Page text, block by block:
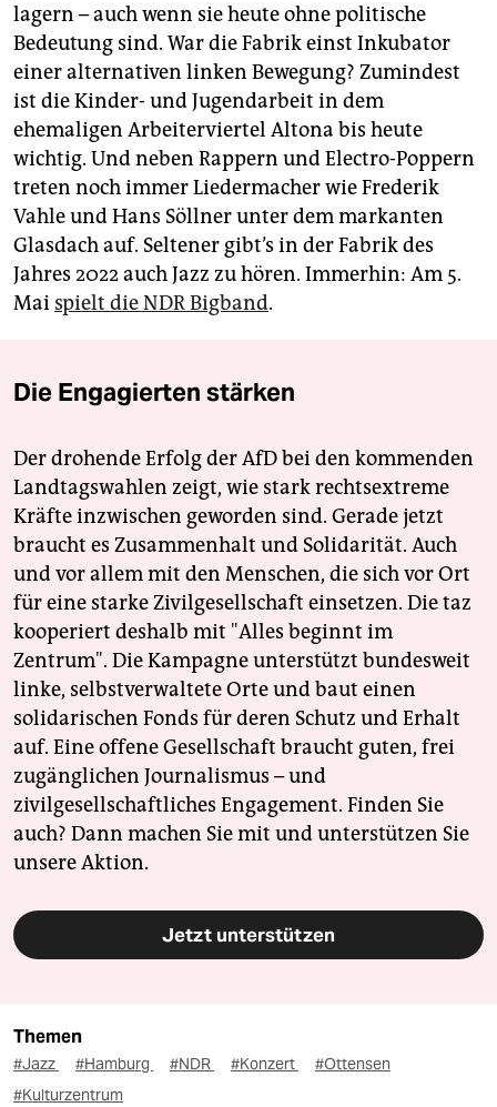
lagern – auch wenn sie heute ohne politische
Bedeutung sind. War die Fabrik einst Inkubator
einer alternativen linken Bewegung? Zumindest
ist die Kinder- und Jugendarbeit in dem
ehemaligen Arbeiterviertel Altona bis heute
wichtig. Und neben Rappern und Electro-Poppern
treten noch immer Liedermacher wie Frederik
Vahle und Hans Söllner unter dem markanten
Glasdach auf. Seltener gibt’s in der Fabrik des
Jahres 2022 auch Jazz zu hören. Immerhin: Am 5.
Mai spielt die NDR Bigband.
Die Engagierten stärken
Der drohende Erfolg der AfD bei den kommenden
Landtagswahlen zeigt, wie stark rechtsextreme
Kräfte inzwischen geworden sind. Gerade jetzt
braucht es Zusammenhalt und Solidarität. Auch
und vor allem mit den Menschen, die sich vor Ort
für eine starke Zivilgesellschaft einsetzen. Die taz
kooperiert deshalb mit "Alles beginnt im
Zentrum". Die Kampagne unterstützt bundesweit
linke, selbstverwaltete Orte und baut einen
solidarischen Fonds für deren Schutz und Erhalt
auf. Eine offene Gesellschaft braucht guten, frei
zugänglichen Journalismus – und
zivilgesellschaftliches Engagement. Finden Sie
auch? Dann machen Sie mit und unterstützen Sie
unsere Aktion.
Jetzt unterstützen
Themen
#Jazz #Hamburg #NDR #Konzert
#Ottensen
#Kulturzentrum